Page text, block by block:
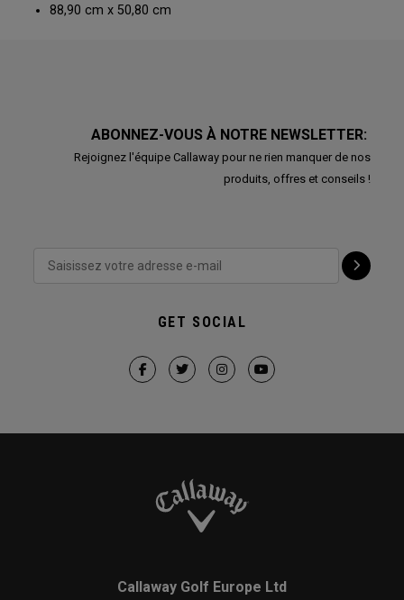
88,90 cm x 50,80 cm
ABONNEZ-VOUS À NOTRE NEWSLETTER:
Rejoignez l'équipe Callaway pour ne rien manquer de nos
produits, offres et conseils !
GET SOCIAL
Callaway Golf Europe Ltd